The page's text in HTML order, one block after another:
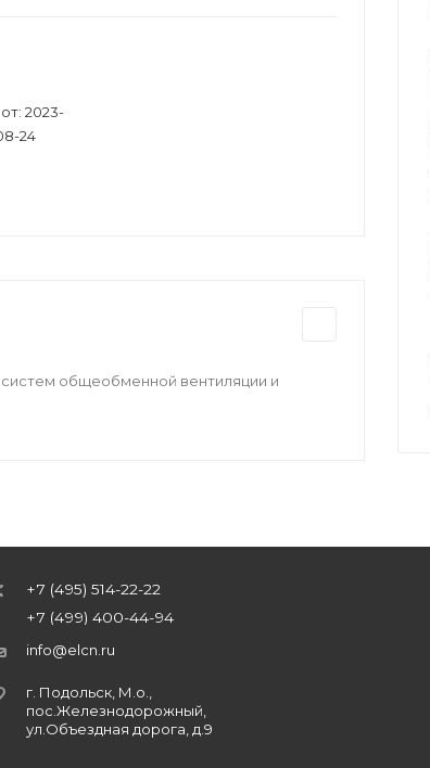
2023-
24
систем общеобменной вентиляции и
+7 (495) 514-22-22
+7 (499) 400-44-94
info@elcn.ru
г. Подольск, М.о.,
пос.Железнодорожный,
ул.Объездная дорога, д.9